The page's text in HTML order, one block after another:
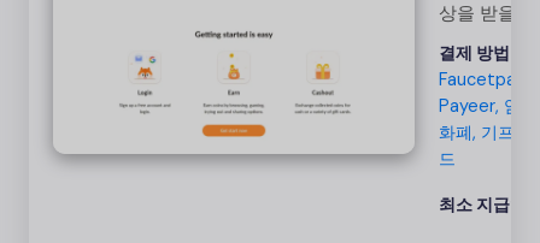
상을 받을 수
있는 쉬운 방
법을 제공하
며, 사용자는
현금이나 상
권으로 돈을
습니다. 신뢰
결제 방법:
Faucetpay,
Payeer, 암호
화폐, 기프트
드
최소 지급액: